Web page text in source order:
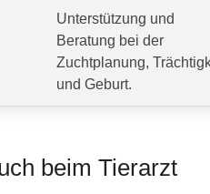
Unterstützung und
Beratung bei der
Zuchtplanung,
und Geburt.
beim Tierarzt